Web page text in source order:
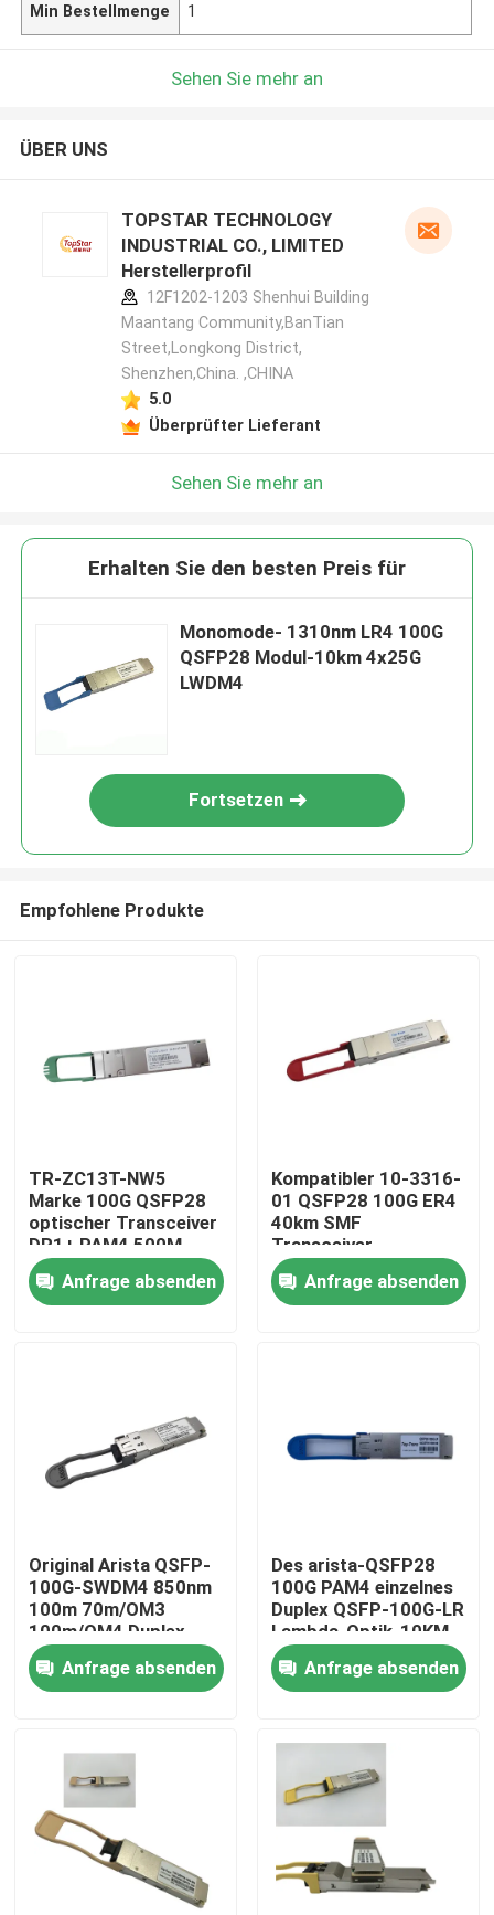
Haus
Fabrik-Ausflug
Qualitätskontrolle
Treten Sie mit uns in Verbindung
Nachrichten
400G/800G optisches Modul
Modul 100G QSFP28
Min Bestellmenge 1
Sehen Sie mehr an
ÜBER UNS
TOPSTAR TECHNOLOGY
INDUSTRIAL CO., LIMITED
Herstellerprofil
12F1202-1203 Shenhui Building
Maantang Community,BanTian
Street,Longkong District,
Shenzhen,China. ,CHINA
5.0
Überprüfter Lieferant
Sehen Sie mehr an
Erhalten Sie den besten Preis für
Monomode- 1310nm LR4 100G
QSFP28 Modul-10km 4x25G
LWDM4
Fortsetzen
Empfohlene Produkte
TR-ZC13T-NW5
Marke 100G QSFP28
optischer Transceiver
DR1+ PAM4 500M
Anfrage absenden
Kompatibler 10-3316-
01 QSFP28 100G ER4
40km SMF
Transceiver
Anfrage absenden
Original Arista QSFP-
100G-SWDM4 850nm
100m 70m/OM3
100m/OM4 Duplex-
MMF-Empfänger
Anfrage absenden
Des arista-QSFP28
100G PAM4 einzelnes
Duplex QSFP-100G-LR
Lambda-Optik-10KM
SMF LC
Anfrage absenden